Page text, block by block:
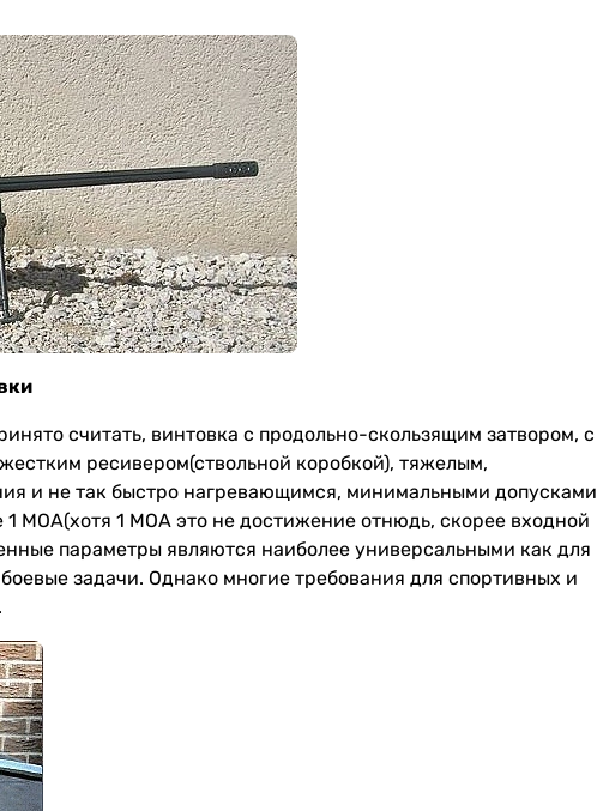
считать, винтовка с продольно-скользящим затвором, с
ресивером(ствольной коробкой), тяжелым,
и не так быстро нагревающимся, минимальными допусками
МОА(хотя 1 МОА это не достижение отнюдь, скорее входной
параметры являются наиболее универсальными как для
задачи. Однако многие требования для спортивных и